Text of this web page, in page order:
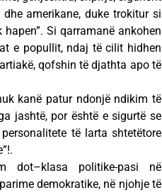
amerikane, duke trokitur si
Si qarramanë ankohen
e popullit, ndaj të cilit hidhen
qofshin të djathta apo të
kanë patur ndonjë ndikim të
jashtë, por është e sigurtë se
të larta shtetëtore
dot–klasa politike-pasi në
demokratike, në njohje të